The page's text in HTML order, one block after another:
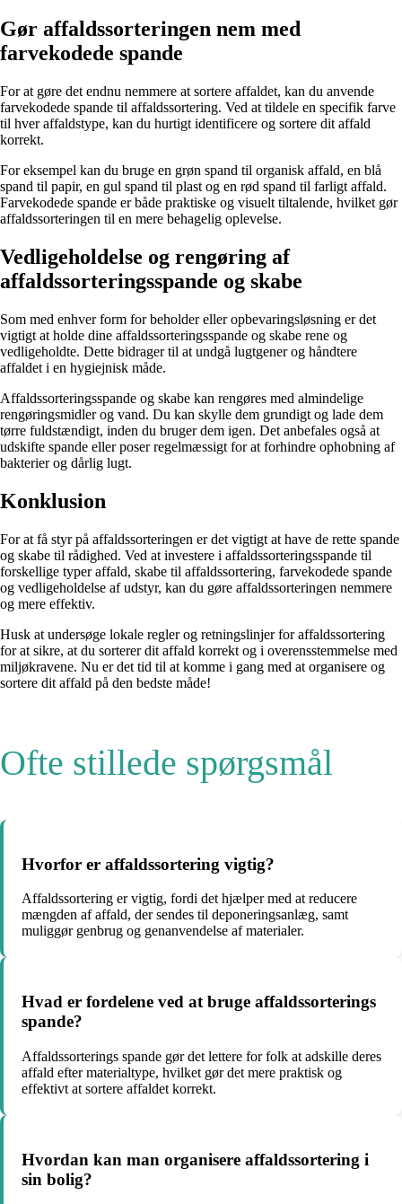
Gør affaldssorteringen nem med
farvekodede spande
For at gøre det endnu nemmere at sortere affaldet, kan du anvende
farvekodede spande til affaldssortering. Ved at tildele en specifik farve
til hver affaldstype, kan du hurtigt identificere og sortere dit affald
korrekt.
For eksempel kan du bruge en grøn spand til organisk affald, en blå
spand til papir, en gul spand til plast og en rød spand til farligt affald.
Farvekodede spande er både praktiske og visuelt tiltalende, hvilket gør
affaldssorteringen til en mere behagelig oplevelse.
Vedligeholdelse og rengøring af
affaldssorteringsspande og skabe
Som med enhver form for beholder eller opbevaringsløsning er det
vigtigt at holde dine affaldssorteringsspande og skabe rene og
vedligeholdte. Dette bidrager til at undgå lugtgener og håndtere
affaldet i en hygiejnisk måde.
Affaldssorteringsspande og skabe kan rengøres med almindelige
rengøringsmidler og vand. Du kan skylle dem grundigt og lade dem
tørre fuldstændigt, inden du bruger dem igen. Det anbefales også at
udskifte spande eller poser regelmæssigt for at forhindre ophobning af
bakterier og dårlig lugt.
Konklusion
For at få styr på affaldssorteringen er det vigtigt at have de rette spande
og skabe til rådighed. Ved at investere i affaldssorteringsspande til
forskellige typer affald, skabe til affaldssortering, farvekodede spande
og vedligeholdelse af udstyr, kan du gøre affaldssorteringen nemmere
og mere effektiv.
Husk at undersøge lokale regler og retningslinjer for affaldssortering
for at sikre, at du sorterer dit affald korrekt og i overensstemmelse med
miljøkravene. Nu er det tid til at komme i gang med at organisere og
sortere dit affald på den bedste måde!
Ofte stillede spørgsmål
Hvorfor er affaldssortering vigtig?
Affaldssortering er vigtig, fordi det hjælper med at reducere
mængden af ​​affald, der sendes til deponeringsanlæg, samt
muliggør genbrug og genanvendelse af materialer.
Hvad er fordelene ved at bruge affaldssorterings
spande?
Affaldssorterings spande gør det lettere for folk at adskille deres
affald efter materialtype, hvilket gør det mere praktisk og
effektivt at sortere affaldet korrekt.
Hvordan kan man organisere affaldssortering i
sin bolig?